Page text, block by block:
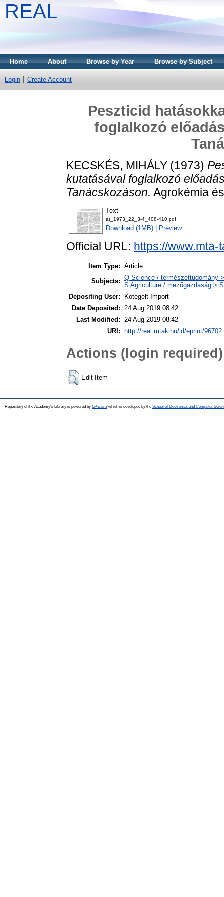
REAL
Home About Browse by Year Browse by Subject
Login Create Account
Peszticid
foglalkozó
KECSKÉS, MIHÁLY (1973)
kutatásával foglalkozó
Tanácskozáson. Agrokémia
Text
at_1973_22_3-4_408-410.pdf
Download (1MB) Preview
Official URL: https://www.mta-
Item Type: Article
Subjects: Q Science / természettudomány
S Agriculture / mezőgazdaság >
Depositing User:
Kotegelt Import
Date Deposited: 24 Aug 2019 08:42
Last Modified: 24 Aug 2019 08:42
URI:
http://real.mtak.hu/id/eprint/96702
Actions (login required)
Edit Item
Repository of the Academy's Library is powered by EPrints 3which is developed by the School of Electronics and Computer